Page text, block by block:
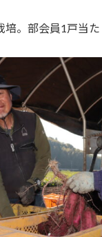
。部会員1戸当